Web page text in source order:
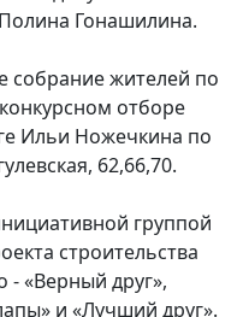
Гонашилина.
собрание жителей по
отборе
Ильи Ножечкина по
62,66,70.
группой
строительства
- «Верный друг»,
и «Лучший друг».